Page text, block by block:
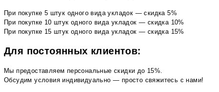
При покупке 5 штук одного вида укладок — скидка 5%
При покупке 10 штук одного вида укладок — скидка 10%
При покупке 15 штук одного вида укладок — скидка 15%
Для постоянных клиентов:
Мы предоставляем персональные скидки до 15%.
Обсудим условия индивидуально — просто свяжитесь с нами!